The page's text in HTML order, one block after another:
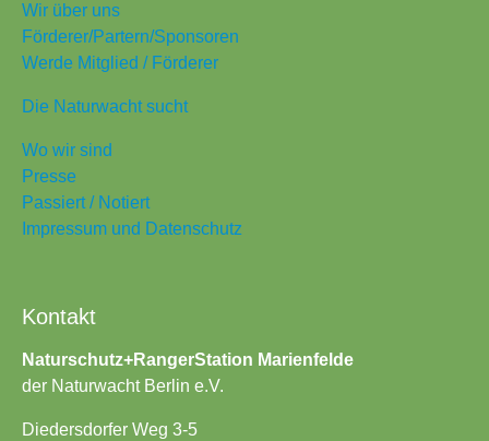
Wir über uns
Förderer/Partern/Sponsoren
Werde Mitglied / Förderer
Die Naturwacht sucht
Wo wir sind
Presse
Passiert / Notiert
Impressum und Datenschutz
Kontakt
Naturschutz+RangerStation Marienfelde
der Naturwacht Berlin e.V.
Diedersdorfer Weg 3-5